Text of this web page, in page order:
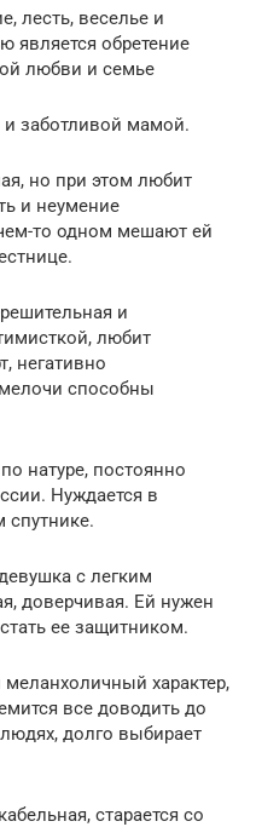
лесть, веселье и
является обретение
любви и семье
и заботливой мамой.
но при этом любит
и неумение
то одном мешают ей
и
любит
негативно
способны
натуре, постоянно
Нуждается в
с легким
доверчивая. Ей нужен
ее защитником.
характер,
все доводить до
долго выбирает
старается со